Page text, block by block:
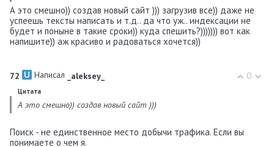
А это смешно)) создав новый сайт ))) загрузив все)) даже не
успеешь тексты написать и т.д.. да что уж.. индексации не
будет и поныне в такие сроки)) куда спешить?))))))) вот как
напишите)) аж красиво и радоваться хочется))
0
72 Написал _aleksey_
Цитата
А это смешно)) создав новый сайт )))
Поиск - не единственное место добычи трафика. Если вы
понимаете о чем я.